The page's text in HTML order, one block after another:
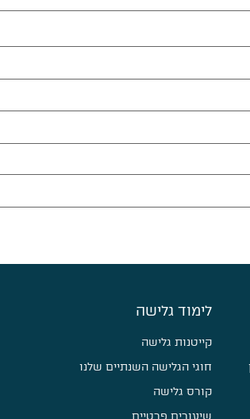
לימוד גלישה
קייטנות גלישה
חוגי הגלישה השנתיים שלנו
קורס גלישה
שיעורים פרטיים